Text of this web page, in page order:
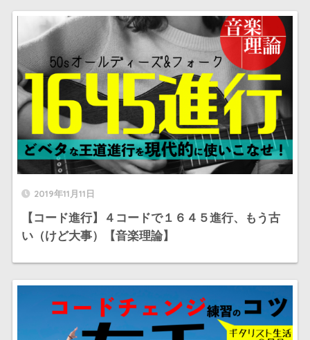
2019年11月11日
【コード進行】４コードで１６４５進行、もう古
い（けど大事）【音楽理論】